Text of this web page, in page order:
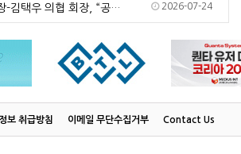
- 진성준 국방위원장-김택우 의협 회장, “공보의 복무 단축 추진” 공감대 2026-07-24
보 취급방침 이메일 무단수집거부 Contact Us